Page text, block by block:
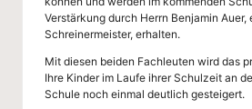
Verstärkung durch Herrn Benjamin Auer,
Schreinermeister, erhalten.
Mit diesen beiden Fachleuten wird das
Ihre Kinder im Laufe ihrer Schulzeit an
Schule noch einmal deutlich gesteigert.